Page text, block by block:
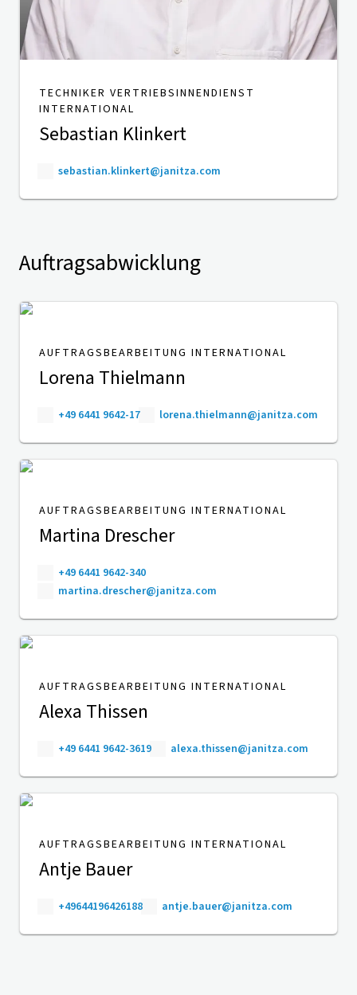
TECHNIKER VERTRIEBSINNENDIENST
INTERNATIONAL
Sebastian Klinkert
sebastian.klinkert@janitza.com
Auftragsabwicklung
AUFTRAGSBEARBEITUNG INTERNATIONAL
Lorena Thielmann
+49 6441 9642-17 lorena.thielmann@janitza.com
AUFTRAGSBEARBEITUNG INTERNATIONAL
Martina Drescher
+49 6441 9642-340
martina.drescher@janitza.com
AUFTRAGSBEARBEITUNG INTERNATIONAL
Alexa Thissen
+49 6441 9642-3619 alexa.thissen@janitza.com
AUFTRAGSBEARBEITUNG INTERNATIONAL
Antje Bauer
+49644196426188 antje.bauer@janitza.com